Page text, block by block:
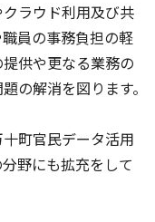
ラウド利用及び共
員の事務負担の軽
供や更なる業務の
の解消を図ります。
町官民データ活用
野にも拡充をして